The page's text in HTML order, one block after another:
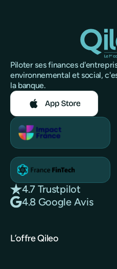
Piloter ses finances
environnemental et social,
la banque.
4.7 Trustpilot
4.8 Google Avis
L’offre Qileo